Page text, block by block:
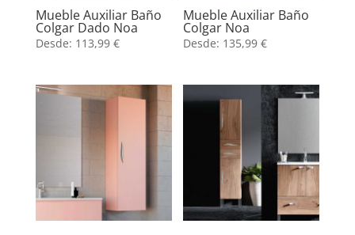
Mueble Auxiliar Baño
Colgar Dado Noa
Desde: 113,99 €
Mueble Auxiliar Baño
Colgar Noa
Desde: 135,99€